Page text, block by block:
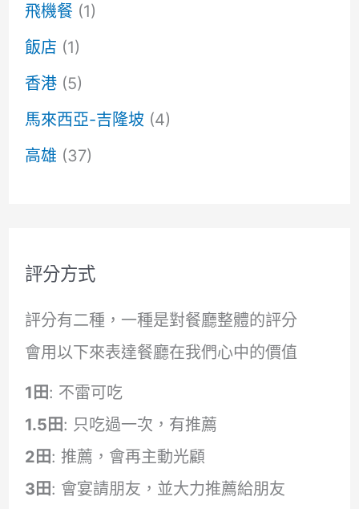
飛機餐 (1)
飯店 (1)
香港(5)
馬來西亞-吉隆坡 (4)
高雄 (37)
評分方式
評分有二種，一種是對餐廳整體的評分
會用以下來表達餐廳在我們心中的價值
1田: 不雷可吃
1.5田: 只吃過一次，有推薦
2田: 推薦，會再主動光顧
3田: 會宴請朋友，並大力推薦給朋友